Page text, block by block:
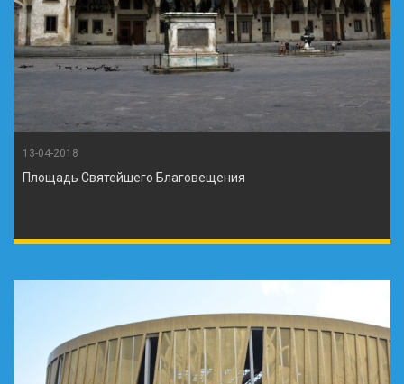
13-04-2018
Площадь Святейшего Благовещения